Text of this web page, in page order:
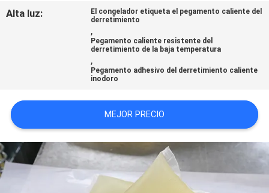
SOLICITAR
DEL
SITIO
POLÍTICA
DE
Alta luz:
El congelador etiqueta el pegamento caliente del
derretimiento
,
Pegamento caliente resistente del
derretimiento de la baja temperatura
,
Pegamento adhesivo del derretimiento caliente
inodoro
MEJOR PRECIO